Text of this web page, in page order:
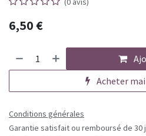
6,50€
Acheter
Conditions générales
Garantie satisfait ou remboursé de 30